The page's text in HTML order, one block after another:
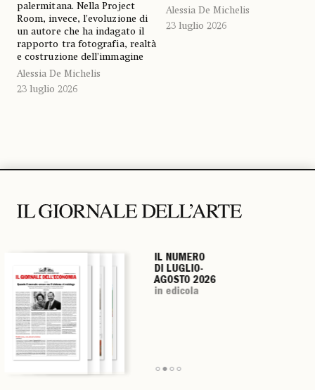
palermitana. Nella Project
Room, invece, l’evoluzione di
un autore che ha indagato il
rapporto tra fotografia, realtà
e costruzione dell’immagine
Alessia De Michelis
23 luglio 2026
Alessia De Michelis
23 luglio 2026
IL NUMERO
DI LUGLIO-
AGOSTO 2026
in edicola
IL NUMERO
DI LUGLIO-
AGOSTO 2026
in edicola
IL NUMERO
DI LUGLIO-
AGOSTO 2026
in edicola
IL NUMERO
DI LUGLIO-
AGOSTO 2026
in edicola